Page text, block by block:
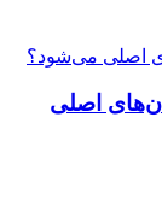
اصلی